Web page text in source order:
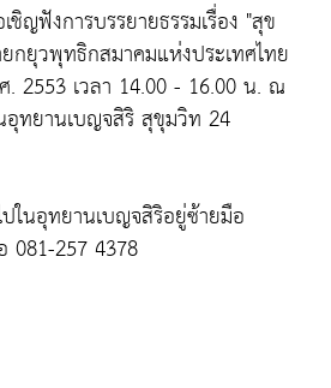
ญฟังการบรรยายธรรมเรื่อง "สุข
กยุวพุทธิกสมาคมแห่งประเทศไทย
2553 เวลา 14.00 - 16.00 น. ณ
ทยานเบญจสิริ สุขุมวิท 24
ในอุทยานเบญจสิริอยู่ซ้ายมือ
081-257 4378